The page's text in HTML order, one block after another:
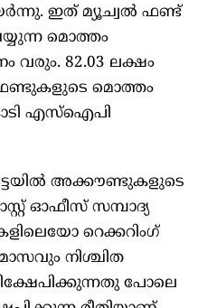
ഇത്‌ മ്യൂച്വല്‍ ഫണ്ട്‌
മൊത്തം
വരും. 82.03 ലക്ഷം
മൊത്തം
എസ്‌ഐപി
അക്കൗണ്ടുകളുടെ
ഓഫീസ്‌ സമ്പാദ്യ
റെക്കറിംഗ്‌
നിശ്ചിത
പോലെ